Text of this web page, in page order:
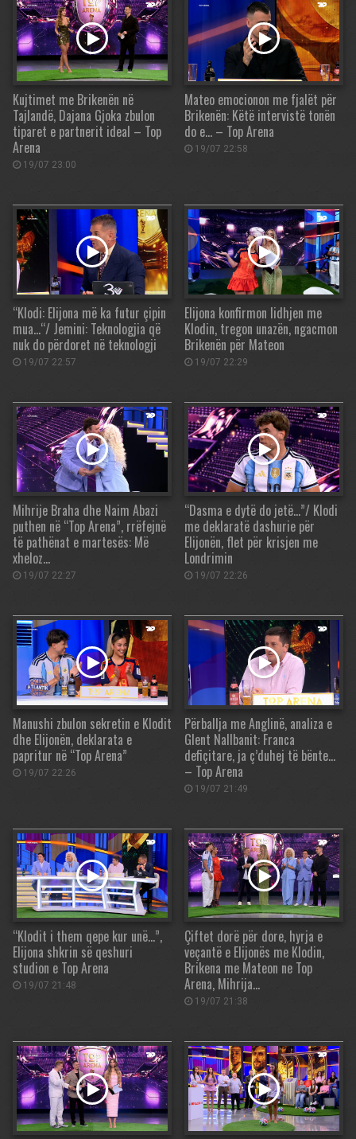
Kujtimet me Brikenën në
Tajlandë, Dajana Gjoka zbulon
tiparet e partnerit ideal – Top
Arena
19/07 23:00
Mateo emocionon me fjalët për
Brikenën: Këtë intervistë tonën
do e… – Top Arena
19/07 22:58
“Klodi: Elijona më ka futur çipin
mua…“/ Jemini: Teknologjia që
nuk do përdoret në teknologji
19/07 22:57
Elijona konfirmon lidhjen me
Klodin, tregon unazën, ngacmon
Brikenën për Mateon
19/07 22:29
Mihrije Braha dhe Naim Abazi
puthen në “Top Arena”, rrëfejnë
të pathënat e martesës: Më
xheloz…
19/07 22:27
“Dasma e dytë do jetë…”/ Klodi
me deklaratë dashurie për
Elijonën, flet për krisjen me
Londrimin
19/07 22:26
Manushi zbulon sekretin e Klodit
dhe Elijonën, deklarata e
papritur në “Top Arena”
19/07 22:26
Përballja me Anglinë, analiza e
Glent Nallbanit: Franca
defiçitare, ja ç’duhej të bënte…
– Top Arena
19/07 21:49
“Klodit i them qepe kur unë…”,
Elijona shkrin së qeshuri
studion e Top Arena
19/07 21:48
Çiftet dorë për dore, hyrja e
veçantë e Elijonës me Klodin,
Brikena me Mateon ne Top
Arena, Mihrija…
19/07 21:38